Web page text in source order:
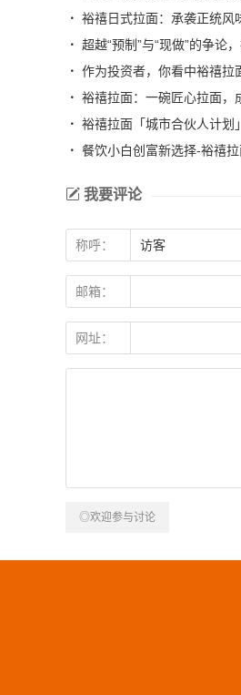
裕禧日式拉面：承袭正统风
超越“预制”与“现做”的争论
作为投资者，你看中裕禧拉
裕禧拉面：一碗匠心拉面，
裕禧拉面「城市合伙人计划
餐饮小白创富新选择-裕禧
我要评论
称呼：
邮箱：
网址：
◎欢迎参与讨论